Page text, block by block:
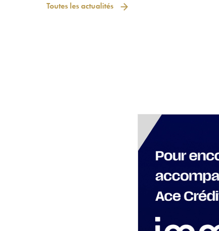
Toutes les actualités